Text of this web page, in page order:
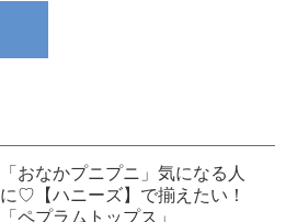
「おなかプニプニ」気になる人
に♡【ハニーズ】で揃えたい！
「ペプラムトップス」